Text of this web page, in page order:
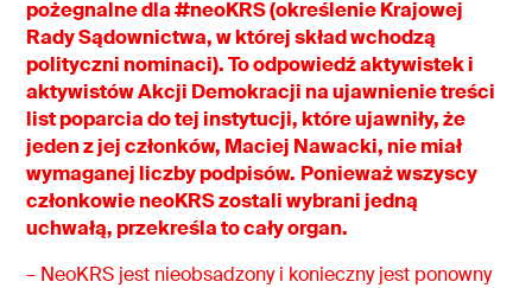
pożegnalne dla #neoKRS (określenie Krajowej
Rady Sądownictwa, w której skład wchodzą
polityczni nominaci). To odpowiedź aktywistek i
aktywistów Akcji Demokracji na ujawnienie treści
list poparcia do tej instytucji, które ujawniły, że
jeden z jej członków, Maciej Nawacki, nie miał
wymaganej liczby podpisów. Ponieważ wszyscy
członkowie neoKRS zostali wybrani jedną
uchwałą, przekreśla to cały organ.
– NeoKRS jest nieobsadzony i konieczny jest ponowny